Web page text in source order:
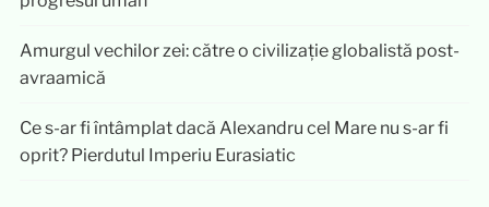
Amurgul vechilor zei: către o civilizație globalistă post-
avraamică
Ce s-ar fi întâmplat dacă Alexandru cel Mare nu s-ar fi
oprit? Pierdutul Imperiu Eurasiatic